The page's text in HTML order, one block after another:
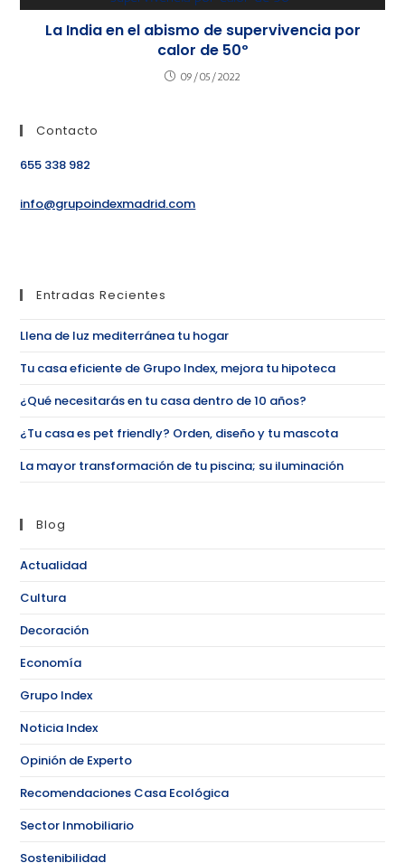
La India en el abismo de supervivencia por
calor de 50º
09/05/2022
Contacto
655 338 982
info@grupoindexmadrid.com
Entradas Recientes
Llena de luz mediterránea tu hogar
Tu casa eficiente de Grupo Index, mejora tu hipoteca
¿Qué necesitarás en tu casa dentro de 10 años?
¿Tu casa es pet friendly? Orden, diseño y tu mascota
La mayor transformación de tu piscina; su iluminación
Blog
Actualidad
Cultura
Decoración
Economía
Grupo Index
Noticia Index
Opinión de Experto
Recomendaciones Casa Ecológica
Sector Inmobiliario
Sostenibilidad